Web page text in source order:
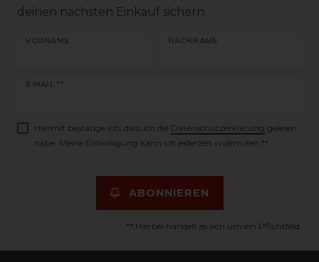
deinen nächsten Einkauf sichern
VORNAME NACHNAME
E-MAIL **
Newsletter
Hiermit bestätige ich, dass ich die Daten­schutz­erklärung gelesen
habe. Meine Einwilligung kann ich jederzeit widerrufen.**
ABONNIEREN
** Hierbei handelt es sich um ein Pflichtfeld.